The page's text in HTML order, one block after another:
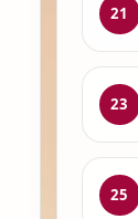
21
23
25